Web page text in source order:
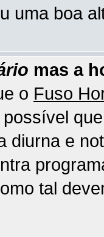
uma boa
mas a
o Fuso
diurna e
tal